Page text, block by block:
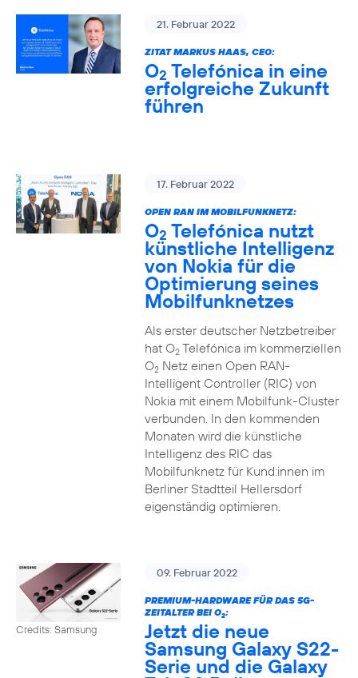
21. Februar 2022
ZITAT MARKUS HAAS, CEO:
O2 Telefónica in eine
erfolgreiche Zukunft
führen
17. Februar 2022
OPEN RAN IM MOBILFUNKNETZ:
O2 Telefónica nutzt
künstliche Intelligenz
von Nokia für die
Optimierung seines
Mobilfunknetzes
Als erster deutscher Netzbetreiber
hat O2Telefónica im kommerziellen
O2Netz einen Open RAN-
Intelligent Controller (RIC) von
Nokia mit einem Mobilfunk-Cluster
verbunden. In den kommenden
Monaten wird die künstliche
Intelligenz des RIC das
Mobilfunknetz für Kund:innen im
Berliner Stadtteil Hellersdorf
eigenständig optimieren.
Credits: Samsung
09. Februar 2022
PREMIUM-HARDWARE FÜR DAS 5G-
ZEITALTER BEI O2:
Jetzt die neue
Samsung Galaxy S22-
Serie und die Galaxy